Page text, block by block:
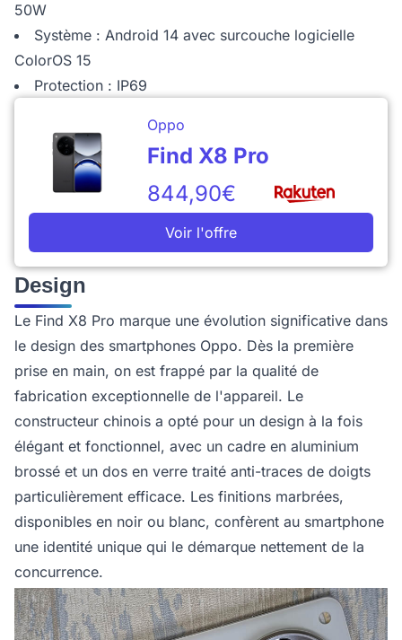
50W
Système : Android 14 avec surcouche logicielle
ColorOS 15
Protection : IP69
Oppo
Find X8 Pro
844,90€
Voir l'offre
Design
Le Find X8 Pro marque une évolution significative dans
le design des smartphones Oppo. Dès la première
prise en main, on est frappé par la qualité de
fabrication exceptionnelle de l'appareil. Le
constructeur chinois a opté pour un design à la fois
élégant et fonctionnel, avec un cadre en aluminium
brossé et un dos en verre traité anti-traces de doigts
particulièrement efficace. Les finitions marbrées,
disponibles en noir ou blanc, confèrent au smartphone
une identité unique qui le démarque nettement de la
concurrence.